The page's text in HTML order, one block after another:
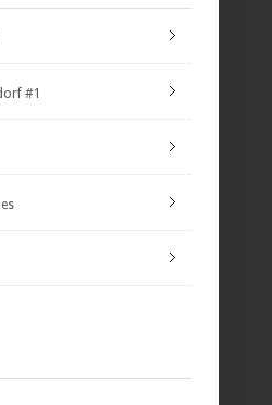
#1